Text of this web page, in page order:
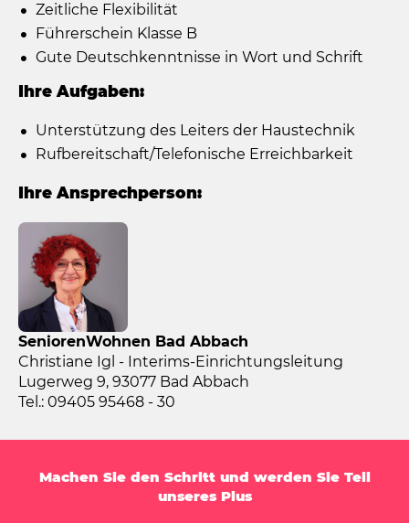
Zeitliche Flexibilität
Führerschein Klasse B
Gute Deutschkenntnisse in Wort und Schrift
Ihre Aufgaben:
Unterstützung des Leiters der Haustechnik
Rufbereitschaft/Telefonische Erreichbarkeit
Ihre Ansprechperson:
SeniorenWohnen Bad Abbach
Christiane Igl - Interims-Einrichtungsleitung
Lugerweg 9, 93077 Bad Abbach
Tel.: 09405 95468 - 30
Machen Sie den Schritt und werden Sie Teil
unseres Plus